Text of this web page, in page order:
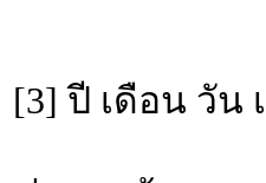
[3] ปี เดือน วัน